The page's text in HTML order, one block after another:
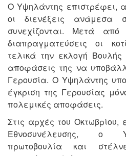
Ο Υψηλάντης επιστρέφει,
οι διενέξεις ανάμεσα
συνεχίζονται. Μετά
διαπραγματεύσεις οι
τελικά την εκλογή
αποφάσεις της να
Γερουσία. Ο Υψηλάντης
έγκριση της Γερουσίας
πολεμικές αποφάσεις.
Στις αρχές του Οκτωβρίου,
Εθνοσυνέλευσης, ο
πρωτοβουλία και